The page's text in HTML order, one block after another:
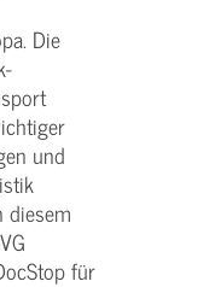
Die
und
diesem
für